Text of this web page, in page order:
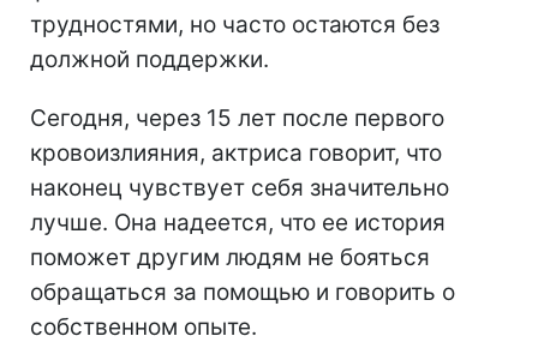
трудностями, но часто остаются без
должной поддержки.
Сегодня, через 15 лет после первого
кровоизлияния, актриса говорит, что
наконец чувствует себя значительно
лучше. Она надеется, что ее история
поможет другим людям не бояться
обращаться за помощью и говорить о
собственном опыте.